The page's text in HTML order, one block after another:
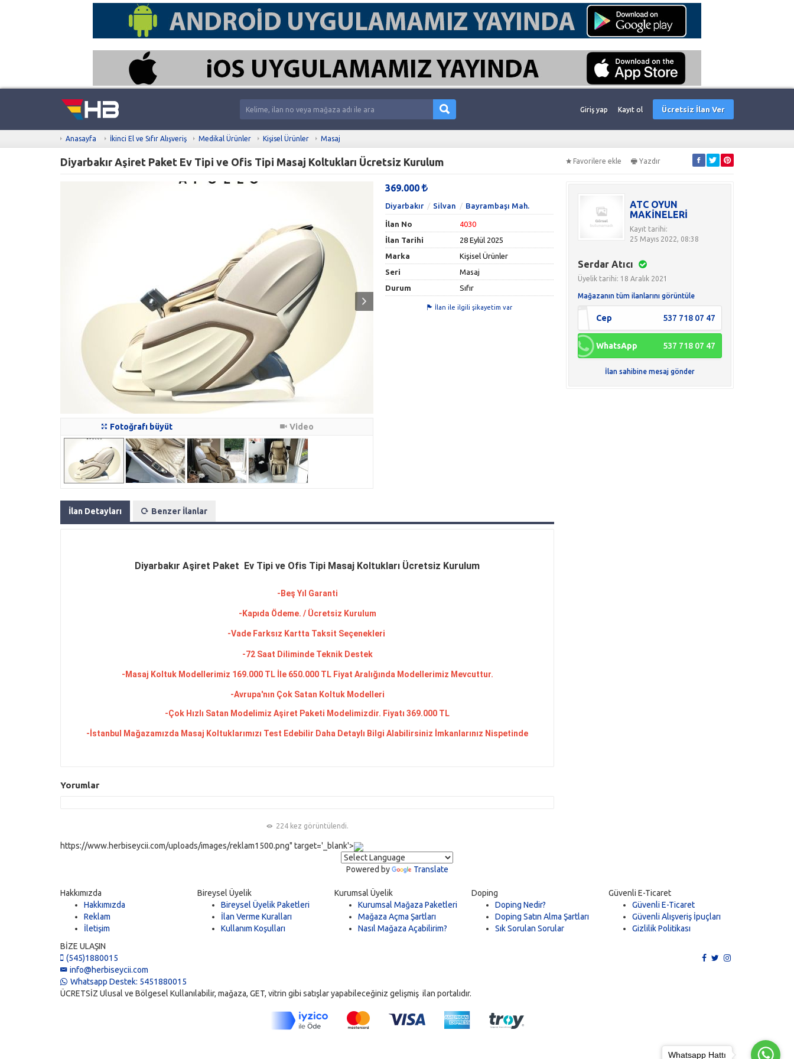
Giriş yap Kayıt ol Ücretsiz İlan Ver
Anasayfa İkinci El ve Sıfır Alışveriş Medikal Ürünler Kişisel Ürünler Masaj
Diyarbakır Aşiret Paket Ev Tipi ve Ofis Tipi Masaj Koltukları Ücretsiz Kurulum Favorilere ekle Yazdır
Fotoğrafı büyüt Video
369.000
Diyarbakır Silvan Bayrambaşı Mah.
İlan No
4030
İlan Tarihi
28 Eylül 2025
Marka
Kişisel Ürünler
Seri
Masaj
Durum
Sıfır
İlan ile ilgili şikayetim var
İlan Detayları Benzer İlanlar
Diyarbakır Aşiret Paket Ev Tipi ve Ofis Tipi Masaj Koltukları Ücretsiz Kurulum
-Beş Yıl Garanti
-Kapıda Ödeme. / Ücretsiz Kurulum
-Vade Farksız Kartta Taksit Seçenekleri
-72 Saat Diliminde Teknik Destek
-Masaj Koltuk Modellerimiz 169.000 TL İle 650.000 TL Fiyat Aralığında Modellerimiz Mevcuttur.
-Avrupa'nın Çok Satan Koltuk Modelleri
-Çok Hızlı Satan Modelimiz Aşiret Paketi Modelimizdir. Fiyatı 369.000 TL
-İstanbul Mağazamızda Masaj Koltuklarımızı Test Edebilir Daha Detaylı Bilgi Alabilirsiniz İmkanlarınız Nispetinde
Yorumlar
224 kez görüntülendi.
ATC OYUN
MAKİNELERİ
Kayıt tarihi:
25 Mayıs 2022, 08:38
Serdar Atıcı
Üyelik tarihi: 18 Aralık 2021
Mağazanın tüm ilanlarını görüntüle
Cep 537 718 07 47
WhatsApp 537 718 07 47
İlan sahibine mesaj gönder
https://www.herbiseycii.com/uploads/images/reklam1500.png" target='_blank'>
Powered by Translate
Hakkımızda
Hakkımızda
Reklam
İletişim
Bireysel Üyelik
Bireysel Üyelik Paketleri
İlan Verme Kuralları
Kullanım Koşulları
Kurumsal Üyelik
Kurumsal Mağaza Paketleri
Mağaza Açma Şartları
Nasıl Mağaza Açabilirim?
Doping
Doping Nedir?
Doping Satın Alma Şartları
Sık Sorulan Sorular
Güvenli E-Ticaret
Güvenli E-Ticaret
Güvenli Alışveriş İpuçları
Gizlilik Politikası
BİZE ULAŞIN
(545)1880015
info@herbiseycii.com
Whatsapp Destek: 5451880015
ÜCRETSİZ Ulusal ve Bölgesel Kullanılabilir, mağaza, GET, vitrin gibi satışlar yapabileceğiniz gelişmiş ilan portalıdır.
Whatsapp Hattı